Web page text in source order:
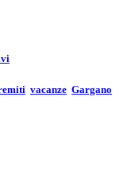
vacanze Gargano